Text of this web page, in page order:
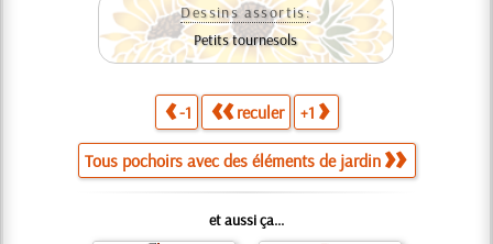
Dessins assortis:
Petits tournesols
-1 reculer +1
Tous pochoirs avec des éléments de jardin
et aussi ça...